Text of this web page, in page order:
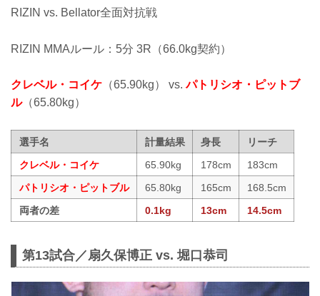
RIZIN vs. Bellator全面対抗戦
RIZIN MMAルール：5分 3R（66.0kg契約）
クレベル・コイケ （65.90kg） vs.パトリシオ・ピットブ
ル（65.80kg）
選手名 計量結果 身長
リーチ
クレベル・コイケ
65.90kg 178cm
183cm
パトリシオ・ピットブル
65.80kg 165cm
168.5cm
両者の差
0.1kg 13cm 14.5cm
第13試合／扇久保博正 vs. 堀口恭司